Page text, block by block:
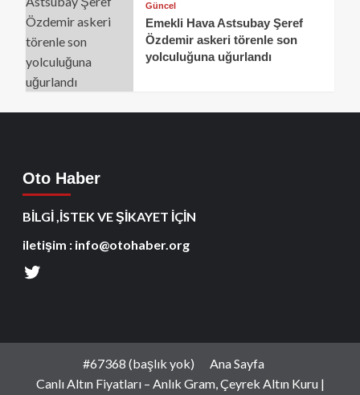
Güncel
Emekli Hava Astsubay Şeref
Özdemir askeri törenle son
yolculuğuna uğurlandı
Oto Haber
BİLGİ ,İSTEK VE ŞİKAYET İÇİN
iletişim : info@otohaber.org
#67368 (başlık yok)
Ana Sayfa
Canlı Altın Fiyatları – Anlık Gram, Çeyrek Altın Kuru |